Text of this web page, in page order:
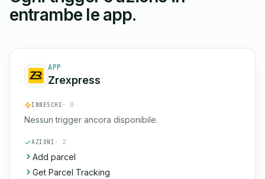
entrambe le app.
APP
Zrexpress
INNESCHI · 0
Nessun trigger ancora disponibile.
AZIONI · 2
Add parcel
Get Parcel Tracking